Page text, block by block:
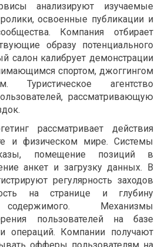
анализируют изучаемые
освоенные публикации и
Компания отбирает
образу потенциального
салон калибрует демонстрации
спортом, джоггингом
Туристическое агентство
рассматривающую
рассматривает действия
и физическом мире. Системы
помещение позиций в
анкет и загрузку данных. В
регулярность заходов
на странице и глубину
Механизмы
пользователей на базе
операций. Компании получают